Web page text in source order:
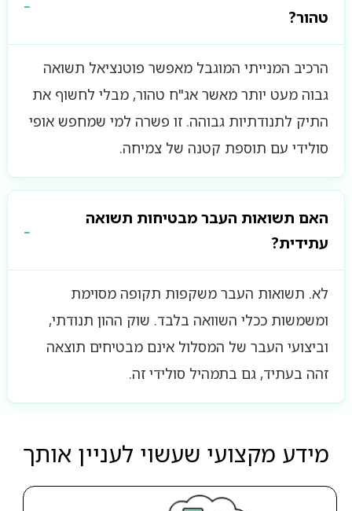
טהור?
הרכיב המנייתי המוגבל מאפשר פוטנציאל תשואה
גבוה מעט יותר מאשר אג"ח טהור, מבלי לחשוף את
התיק לתנודתיות גבוהה. זו פשרה למי שמחפש אופי
סולידי עם תוספת קטנה של צמיחה.
האם תשואות העבר מבטיחות תשואה
עתידית?
לא. תשואות העבר משקפות תקופה מסוימת
ומשמשות ככלי השוואה בלבד. שוק ההון תנודתי,
וביצועי העבר של המסלול אינם מבטיחים תוצאה
זהה בעתיד, גם בתמהיל סולידי זה.
מידע מקצועי שעשוי לעניין אותך